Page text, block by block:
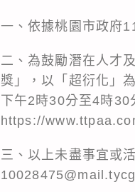
一、依據桃園市政府
二、為鼓勵潛在人才
獎」，以「超衍化」
下午2時30分至4時30
https://
三、以上未盡事宜或